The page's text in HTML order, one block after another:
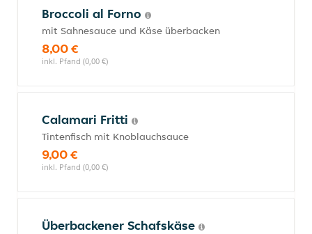
Broccoli al Forno
mit Sahnesauce und Käse überbacken
8,00 €
inkl. Pfand (0,00 €)
Calamari Fritti
Tintenfisch mit Knoblauchsauce
9,00 €
inkl. Pfand (0,00 €)
Überbackener Schafskäse